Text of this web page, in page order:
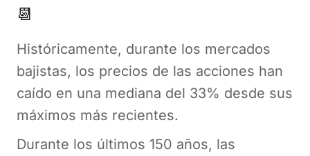
📆
Históricamente, durante los mercados
bajistas, los precios de las acciones han
caído en una mediana del 33% desde sus
máximos más recientes.
Durante los últimos 150 años, las